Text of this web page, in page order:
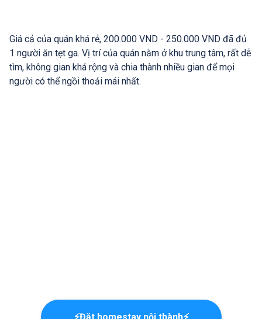
Giá cả của quán khá rẻ, 200.000 VND - 250.000 VND đã đủ
1 người ăn tẹt ga. Vị trí của quán nằm ở khu trung tâm, rất dễ
tìm, không gian khá rộng và chia thành nhiều gian để mọi
người có thể ngồi thoải mái nhất.